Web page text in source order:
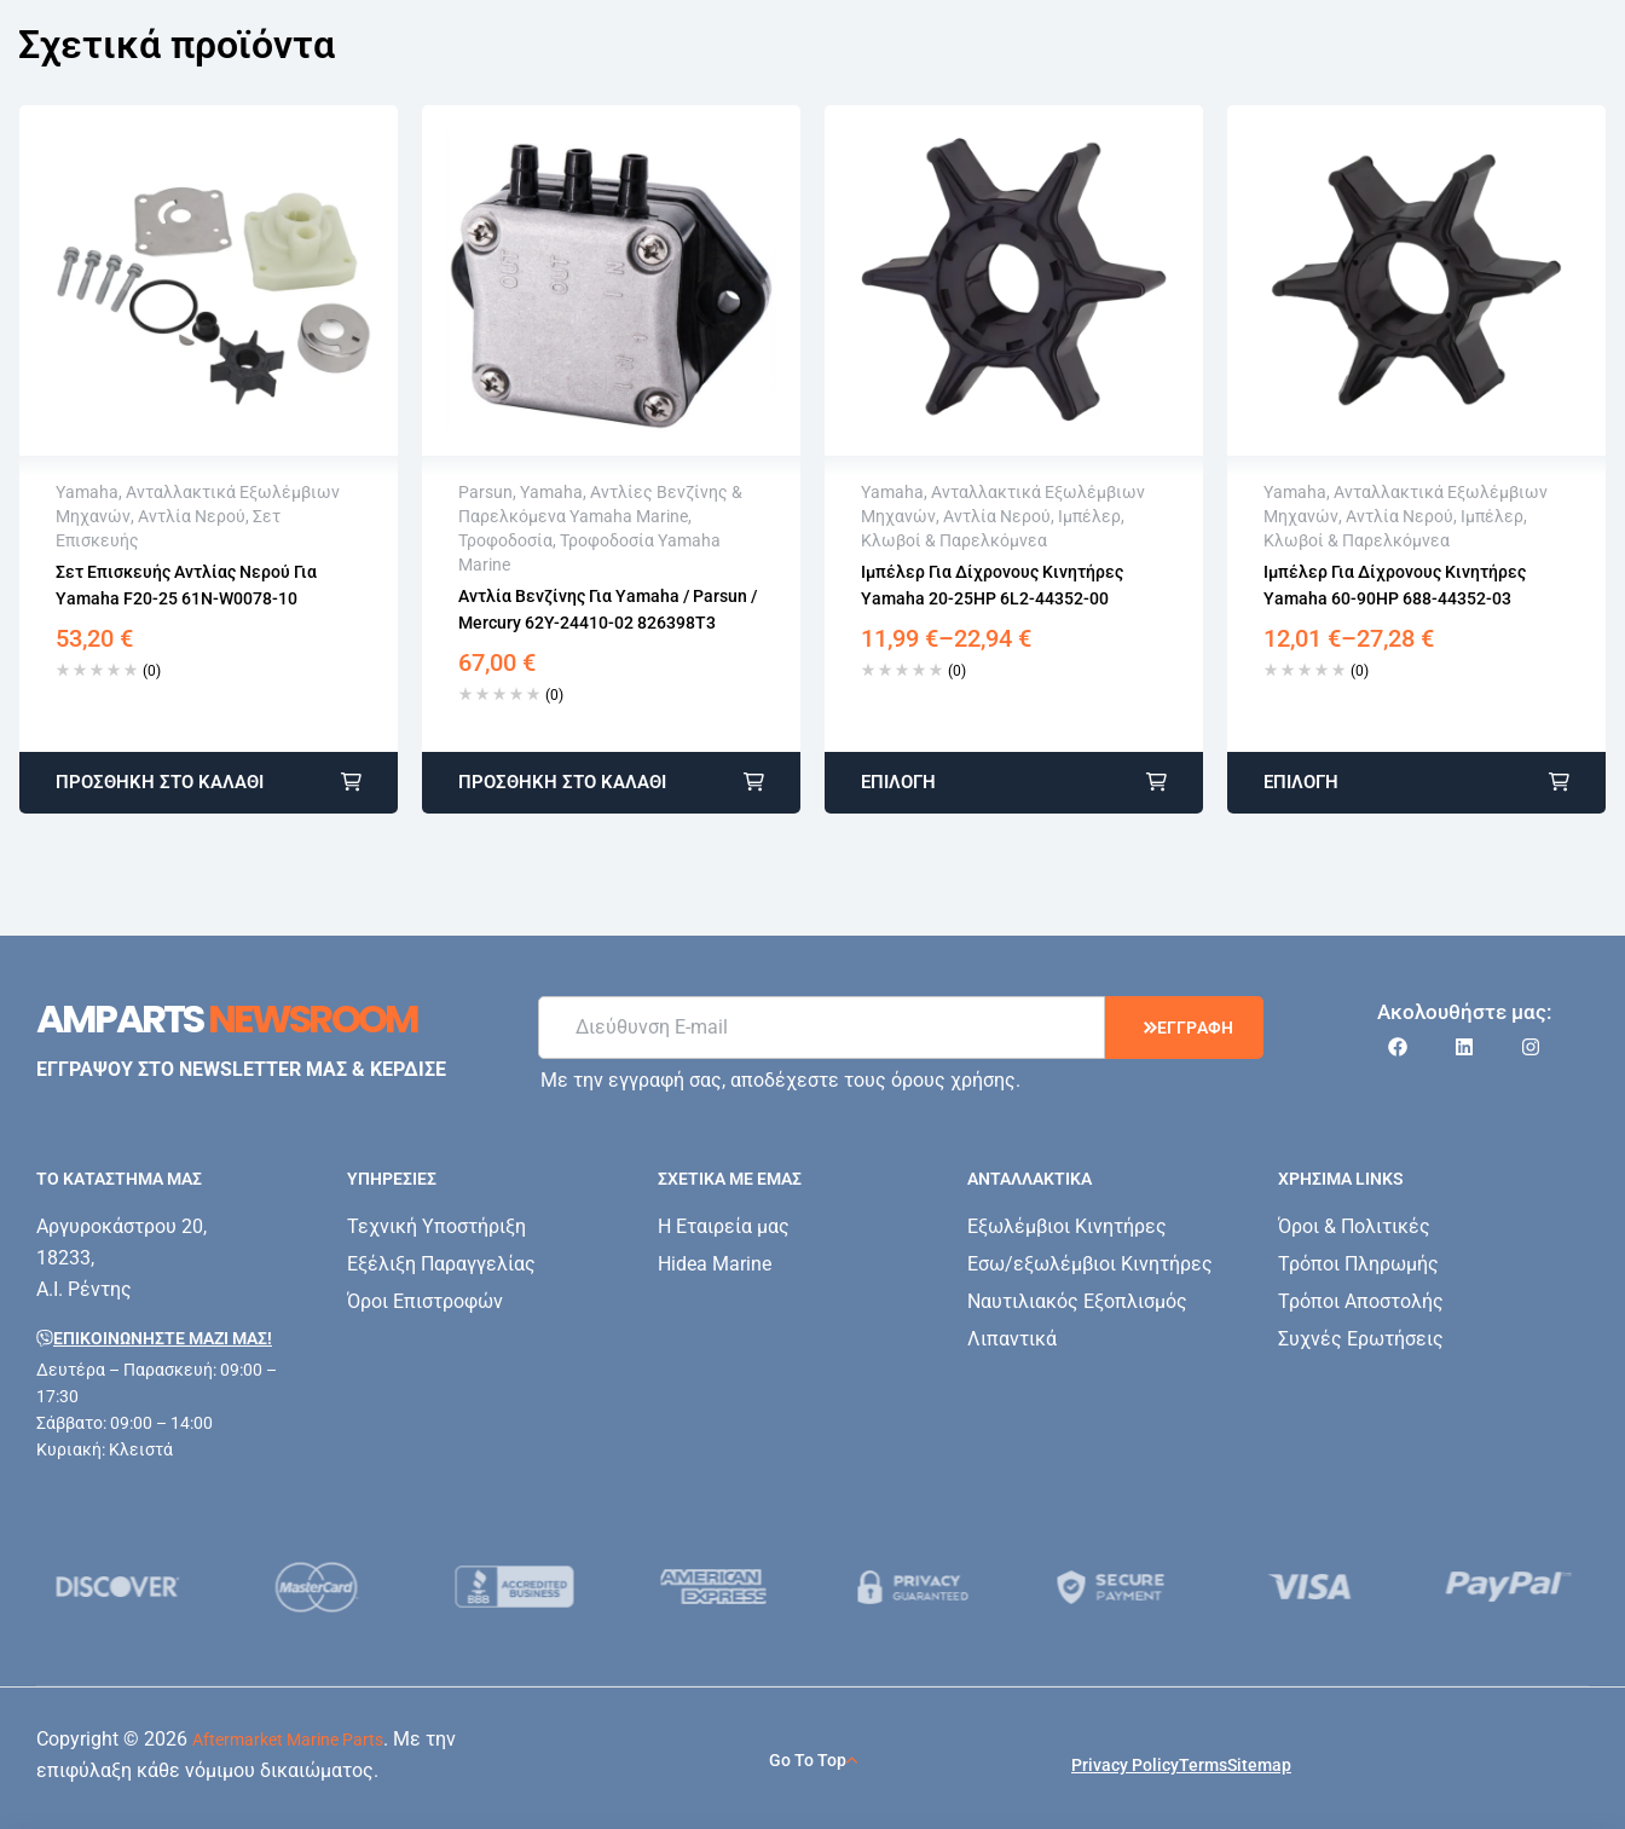
Σχετικά προϊόντα
Yamaha, Ανταλλακτικά Εξωλέμβιων
Μηχανών, Αντλία Νερού, Σετ
Επισκευής
Σετ Επισκευής Αντλίας Νερού Για
Yamaha F20-25 61N-W0078-10
53,20 €
(0)
Άμεση αποστολή
Επιστροφή εντός 15 εργάσιμων
Αγορά χωρίς εγγραφή
ΠΡΟΣΘΉΚΗ ΣΤΟ ΚΑΛΆΘΙ
Parsun, Yamaha, Αντλίες Βενζίνης &
Παρελκόμενα Yamaha Marine,
Τροφοδοσία, Τροφοδοσία Yamaha
Marine
Αντλία Βενζίνης Για Yamaha / Parsun /
Mercury 62Y-24410-02 826398T3
67,00 €
(0)
Άμεση αποστολή
Επιστροφή εντός 15 εργάσιμων
ΠΡΟΣΘΉΚΗ ΣΤΟ ΚΑΛΆΘΙ
Yamaha, Ανταλλακτικά Εξωλέμβιων
Μηχανών, Αντλία Νερού, Ιμπέλερ,
Κλωβοί & Παρελκόμνεα
Ιμπέλερ Για Δίχρονους Κινητήρες
Yamaha 20-25HP 6L2-44352-00
11,99 €–22,94 €
(0)
Άμεση αποστολή
Επιστροφή εντός 15 εργάσιμων
Αγορά χωρίς εγγραφή
ΕΠΙΛΟΓΉ
Yamaha, Ανταλλακτικά Εξωλέμβιων
Μηχανών, Αντλία Νερού, Ιμπέλερ,
Κλωβοί & Παρελκόμνεα
Ιμπέλερ Για Δίχρονους Κινητήρες
Yamaha 60-90HP 688-44352-03
12,01 €–27,28 €
(0)
Άμεση αποστολή
Επιστροφή εντός 15 εργάσιμων
Αγορά χωρίς εγγραφή
ΕΠΙΛΟΓΉ
AMPARTSNEWSROOM
ΕΓΓΡΑΨΟΥ ΣΤΟ NEWSLETTER ΜΑΣ & ΚΕΡΔΙΣΕ
ΕΓΓΡΑΦΗ
Με την εγγραφή σας, αποδέχεστε τους όρους χρήσης.
Ακολουθήστε μας:
ΤΟ ΚΑΤΑΣΤΗΜΑ ΜΑΣ
Αργυροκάστρου 20,
18233,
Α.Ι. Ρέντης
ΕΠΙΚΟΙΝΩΝΗΣΤΕ ΜΑΖΊ ΜΑΣ!
Δευτέρα – Παρασκευή: 09:00 –
17:30
Σάββατο: 09:00 – 14:00
Κυριακή: Κλειστά
ΥΠΗΡΕΣΊΕΣ
Τεχνική Υποστήριξη
Εξέλιξη Παραγγελίας
Όροι Επιστροφών
ΣΧΕΤΙΚΆ ΜΕ ΕΜΆΣ
Η Εταιρεία μας
Hidea Marine
ΑΝΤΑΛΛΑΚΤΙΚΑ
Εξωλέμβιοι Κινητήρες
Εσω/εξωλέμβιοι Κινητήρες
Ναυτιλιακός Εξοπλισμός
Λιπαντικά
ΧΡΗΣΙΜΑ LINKS
Όροι & Πολιτικές
Τρόποι Πληρωμής
Τρόποι Αποστολής
Συχνές Ερωτήσεις
Copyright © 2026 Aftermarket Marine Parts. Με την
επιφύλαξη κάθε νόμιμου δικαιώματος.
Go To Top Privacy PolicyTermsSitemap